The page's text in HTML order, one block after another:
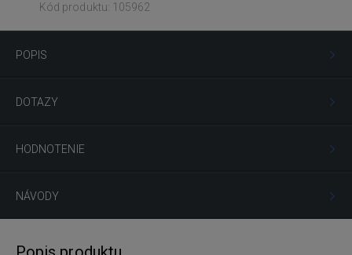
Kód produktu: 105962
POPIS
DOTAZY
HODNOTENIE
NÁVODY